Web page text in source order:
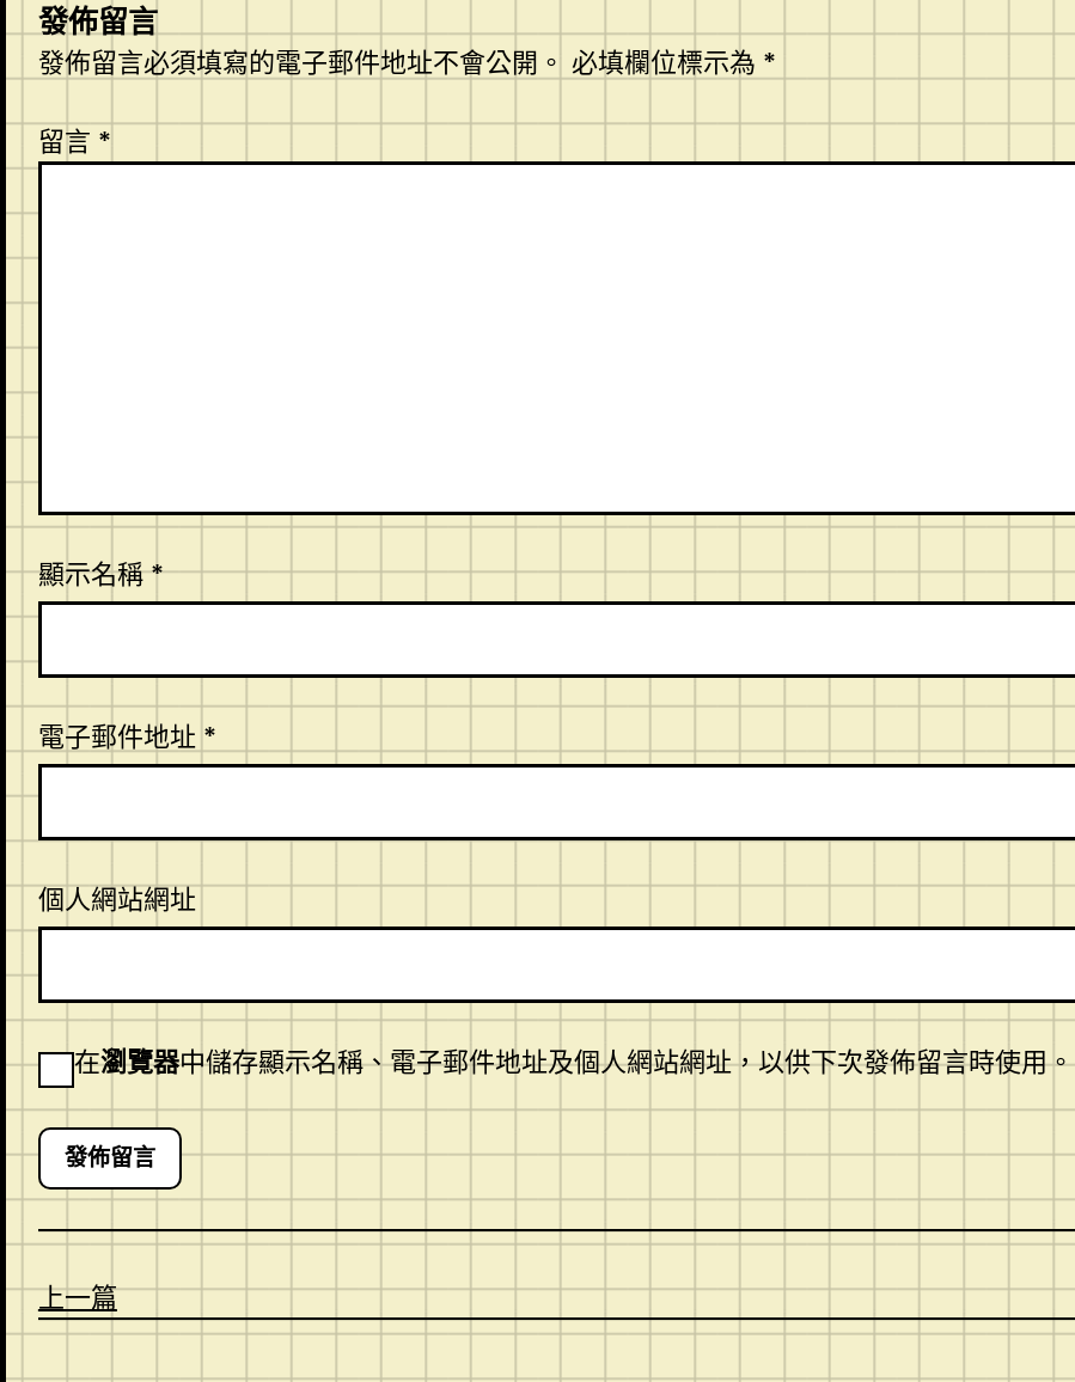
發佈留言
發佈留言必須填寫的電子郵件地址不會公開。 必填欄位標示為 *
留言 *
顯示名稱*
電子郵件地址 *
個人網站網址
在瀏覽器中儲存顯示名稱、電子郵件地址及個人網站網址，以供下次發佈留言時使用。
上一篇